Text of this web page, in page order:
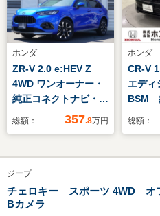
ホンダ
ZR-V 2.0 e:HEV Z
4WD ワンオーナー・
純正コネクトナビ・
ETC2.0車載器・マル
ト・前後席シートヒー
ター・プレミアムサウ
ンドシステム・パワー
テールゲート
総額： 357.8万円
ホンダ
CR-V
エディ
BSM
ルセ
総額：
ジープ
チェロキー スポーツ 4WD
Bカメラ